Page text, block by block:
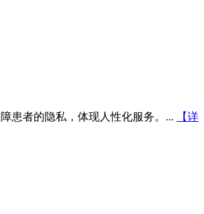
患者的隐私，体现人性化服务。...
【详